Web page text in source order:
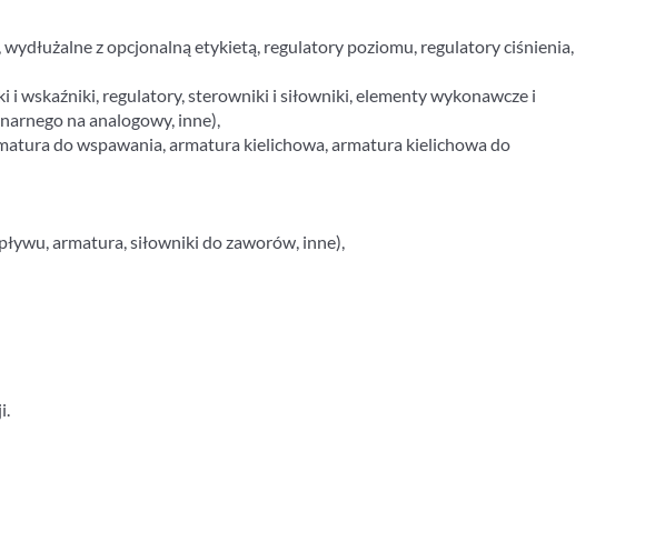
z opcjonalną etykietą, regulatory poziomu, regulatory ciśnienia,
wskaźniki, regulatory, sterowniki i siłowniki, elementy wykonawcze i
na analogowy, inne),
do wspawania, armatura kielichowa, armatura kielichowa do
armatura, siłowniki do zaworów, inne),